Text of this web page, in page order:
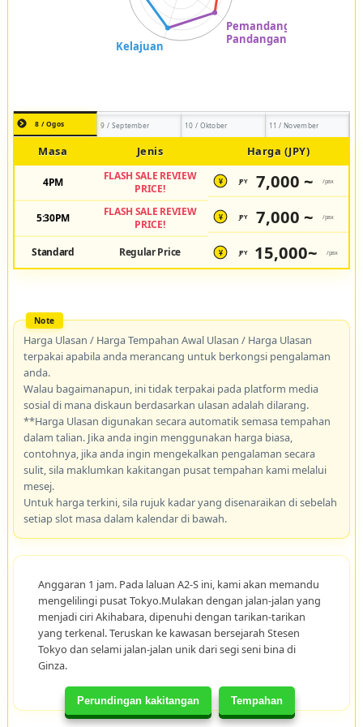
Perundingan kakitangan Tempahan
8 / Ogos 9 / September 10 / Oktober 11 / November
Masa Jenis Harga (JPY)
4PM
FLASH SALE REVIEW
PRICE!
¥ JPY 7,000 ~ /pax
5:30PM
FLASH SALE REVIEW
PRICE!
¥ JPY 7,000 ~ /pax
Standard Regular Price ¥ JPY 15,000~ /pax
Harga Ulasan / Harga Tempahan Awal Ulasan / Harga Ulasan
terpakai apabila anda merancang untuk berkongsi pengalaman
anda.
Walau bagaimanapun, ini tidak terpakai pada platform media
sosial di mana diskaun berdasarkan ulasan adalah dilarang.
**Harga Ulasan digunakan secara automatik semasa tempahan
dalam talian. Jika anda ingin menggunakan harga biasa,
contohnya, jika anda ingin mengekalkan pengalaman secara
sulit, sila maklumkan kakitangan pusat tempahan kami melalui
mesej.
Untuk harga terkini, sila rujuk kadar yang disenaraikan di sebelah
setiap slot masa dalam kalendar di bawah.
Anggaran 1 jam. Pada laluan A2-S ini, kami akan memandu
mengelilingi pusat Tokyo.Mulakan dengan jalan-jalan yang
menjadi ciri Akihabara, dipenuhi dengan tarikan-tarikan
yang terkenal. Teruskan ke kawasan bersejarah Stesen
Tokyo dan selami jalan-jalan unik dari segi seni bina di
Ginza.